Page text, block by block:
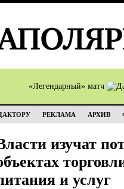
«Легендарный» матч
РЕКЛАМА АРХИВ
изучат
и услуг